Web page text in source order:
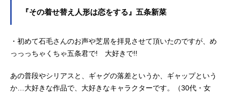
『その着せ替え人形は恋をする』五条新菜
・初めて石毛さんのお声や芝居を拝見させて頂いたのですが、め
っっっちゃくちゃ五条君で! 大好きで!!
あの普段やシリアスと、ギャグの落差というか、ギャップという
か…大好きな作品で、大好きなキャラクターです。（30代・女